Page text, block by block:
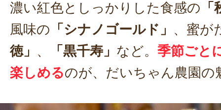
濃い紅色としっかりした食感の
風味の 「シナノゴールド」 、蜜が
徳」 、 「黒千寿」 など。 季節ごと
楽しめるのが、だいちゃん農園の